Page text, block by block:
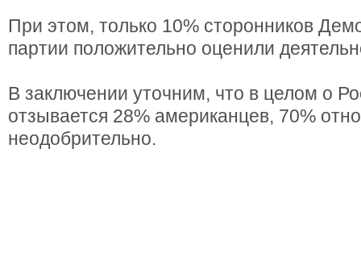
При этом, только 10% сторонников
партии положительно оценили
В заключении уточним, что в целом о
отзывается 28% американцев, 70%
неодобрительно.